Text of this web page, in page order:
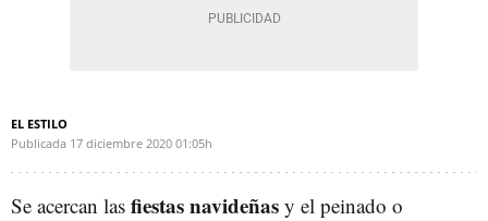
EL ESTILO
Publicada 17 diciembre 2020 01:05h
Se acercan las fiestas navideñas y el peinado o